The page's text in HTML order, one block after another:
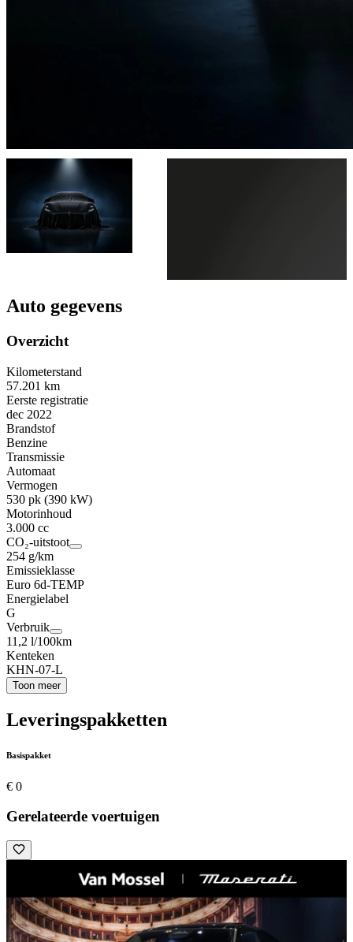
Auto gegevens
Overzicht
Kilometerstand
57.201 km
Eerste registratie
dec 2022
Brandstof
Benzine
Transmissie
Automaat
Vermogen
530 pk (390 kW)
Motorinhoud
3.000 cc
CO₂-uitstoot
254 g/km
Emissieklasse
Euro 6d-TEMP
Energielabel
G
Verbruik
11,2 l/100km
Kenteken
KHN-07-L
Toon meer
Leveringspakketten
Basispakket
€ 0
Gerelateerde voertuigen